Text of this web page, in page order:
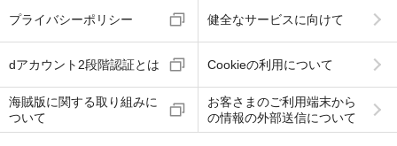
プライバシーポリシー 健全なサービスに向けて
dアカウント2段階認証とは Cookieの利用について
海賊版に関する取り組みに
ついて
お客さまのご利用端末から
の情報の外部送信について